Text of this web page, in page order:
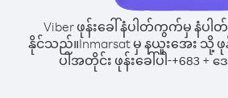
Viber ဖုန်းခေါ်နံပါတ်ကွက်မှ နံပါ
နိုင်သည်။Inmarsat မှ နယူးအေး သို့
ပါအတိုင်း ဖုန်းခေါ်ပါ-+683 +ဒ